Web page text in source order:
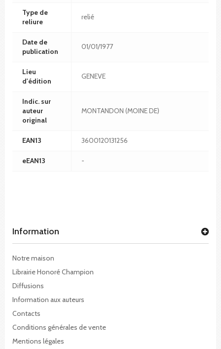
Type de
reliure
relié
Date de
publication
01/01/1977
Lieu
d'édition
GENEVE
Indic. sur
auteur
original
MONTANDON (MOINE DE)
EAN13 3600120131256
eEAN13 -
Information
Notre maison
Librairie Honoré Champion
Diffusions
Information aux auteurs
Contacts
Conditions générales de vente
Mentions légales